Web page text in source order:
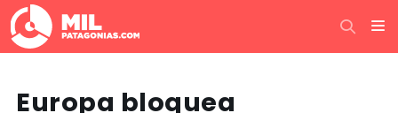
Europa bloquea